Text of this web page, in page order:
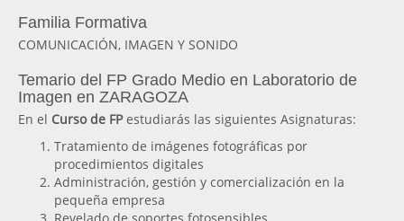
Familia Formativa
COMUNICACIÓN, IMAGEN Y SONIDO
Temario del FP Grado Medio en Laboratorio de
Imagen en ZARAGOZA
En el Curso de FPestudiarás las siguientes Asignaturas:
Tratamiento de imágenes fotográficas por
procedimientos digitales
Administración, gestión y comercialización en la
pequeña empresa